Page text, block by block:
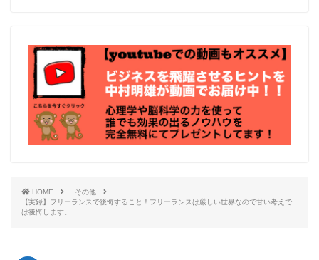
HOME
その他
【実録】フリーランスで後悔すること！フリーランスは厳しい世界なので甘い考えで
は後悔します。